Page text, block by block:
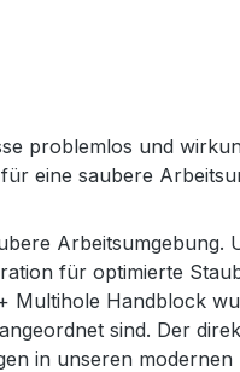
problemlos und
eine saubere
für optimierte
Handblock
sind. Der
in unseren